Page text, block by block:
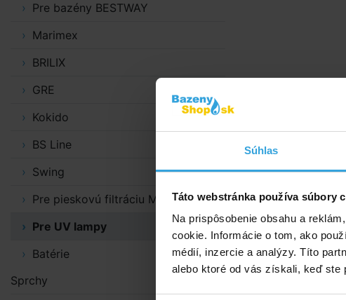
Súhlas
Táto webstránka používa súbory
Na prispôsobenie obsahu a
cookie. Informácie o tom, ako
médií, inzercie a analýzy. Títo
alebo ktoré od vás získali, keď ste
Pre bazény BESTWAY
Marimex
BRILIX
GRE
Kokido
BS Line
Swing
Pre pieskovú filtráciu MAXI
Pre UV lampy
Batérie
Sprchy